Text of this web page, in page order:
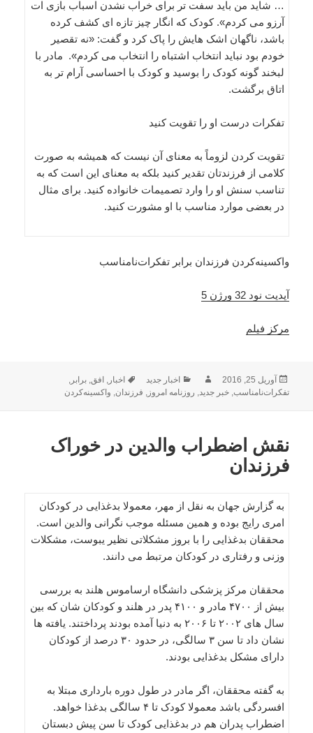
… شاید من باید سفت تر برای خراب نشدن اسباب بازی ات
آرزو می کردم». کودک که انگار چیز تازه ای کشف کرده
باشد، ناگهان اشک هایش را پاک کرد و گفت: «نه تقصیر
خودم بود نباید انتخاب اشتباه را انتخاب می کردم». مادر با
لبخند گونه کودک را بوسید و کودک با احساسی آرام تر به
اتاق برگشت.
تفکرات درست او را تقویت کنید
تقویت کردن لزوماً به معنای آن نیست که همیشه به صورت
کلامی از فرزندتان تقدیر کنید بلکه به معنای این است که به
تناسب سنش او را وارد تصمیمات خانواده کنید. برای مثال
در بعضی موارد مناسب با او مشورت کنید.
واکسینه‌کردن فرزندان برابر تفکرات‌نامناسب
آپدیت نود 32 ورژن 5
مرکز فیلم
ارسال
شده
آوریل 25, 2016 نویسندهدسته‌ها
اخبار جدید برچسب‌ها
اخبار, افق,برابر,
تفکرات‌نامناسب,خبر جدید, روزنامه امروز, فرزندان, واکسینه‌کردن
نقش اضطراب والدین در خوراک
فرزندان
به گزارش جهان به نقل از مهر، معمولا بدغذایی در کودکان
امری رایج بوده و همین مسئله موجب نگرانی والدین است.
محققان بدغذایی را با بروز مشکلاتی نظیر یبوست، مشکلات
وزنی و رفتاری در کودکان مرتبط می دانند.
محققان مرکز پزشکی دانشگاه ارساموس هلند به بررسی
بیش از ۴۷۰۰ مادر و ۴۱۰۰ پدر در هلند و کودکان شان که بین
سال های ۲۰۰۲ تا ۲۰۰۶ به دنیا آمده بودند پرداختند. یافته ها
نشان داد تا سن ۳ سالگی، در حدود ۳۰ درصد از کودکان
دارای مشکل بدغذایی بودند.
به گفته محققان، اگر مادر در طول دوره بارداری مبتلا به
افسردگی باشد معمولا کودک تا ۴ سالگی بدغذا خواهد.
اضطراب پدران هم در بدغذایی کودک تا سن پیش دبستان